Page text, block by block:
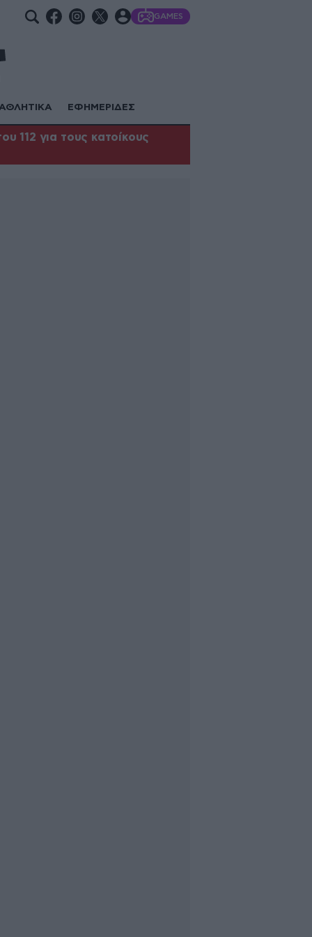
GAMES
ΕΦΗΜΕΡΙΔΕΣ
για τους κατοίκους